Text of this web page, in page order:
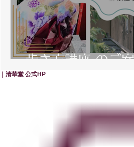
歩き方講座 のご
清華堂 公式HP